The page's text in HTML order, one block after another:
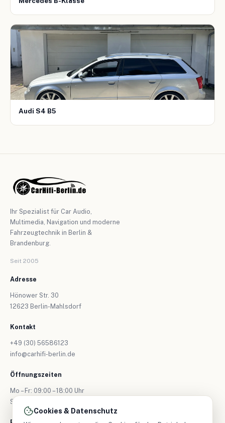
Audi S4 B5
Ihr Spezialist für Car Audio,
Multimedia, Navigation und moderne
Fahrzeugtechnik in Berlin &
Brandenburg.
Seit 2005
Adresse
Hönower Str. 30
12623 Berlin-Mahlsdorf
Kontakt
+49 (30) 56586123
info@carhifi-berlin.de
Öffnungszeiten
Mo – Fr: 09:00 – 18:00 Uhr
Sa: nur nach Vereinbarung
Cookies & Datenschutz